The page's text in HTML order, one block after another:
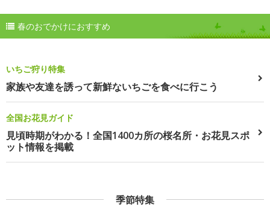
春のおでかけにおすすめ
いちご狩り特集
家族や友達を誘って新鮮ないちごを食べに行こう
全国お花見ガイド
見頃時期がわかる！全国1400カ所の桜名所・お花見スポ
ット情報を掲載
季節特集